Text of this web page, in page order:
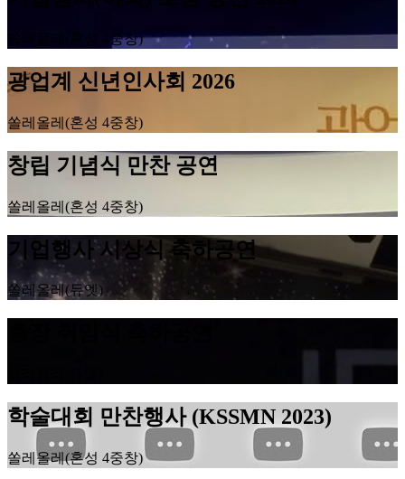
쏠레올레(혼성 4중창)
광업계 신년인사회 2026
쏠레올레(혼성 4중창)
창립 기념식 만찬 공연
쏠레올레(혼성 4중창)
기업행사 시상식 축하공연
쏠레올레(듀엣)
학술대회 만찬행사 (KSSMN 2023)
쏠레올레(혼성 4중창)